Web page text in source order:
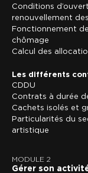
Conditions
renouvellement
Fonctionnement
chômage
Calcul des
Les différents
CDDU
Contrats à durée
Cachets isolés et
Particularités du
artistique
MODULE 2
Gérer son